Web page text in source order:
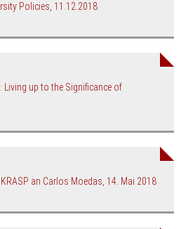
Policies, 11.12.2018
Living up to the Significance of
an Carlos Moedas, 14. Mai 2018